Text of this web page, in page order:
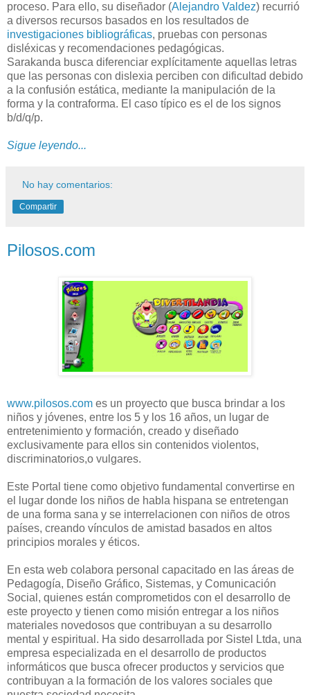
proceso. Para ello, su diseñador (Alejandro Valdez) recurrió
a diversos recursos basados en los resultados de
investigaciones bibliográficas, pruebas con personas
disléxicas y recomendaciones pedagógicas.
Sarakanda busca diferenciar explícitamente aquellas letras
que las personas con dislexia perciben con dificultad debido
a la confusión estática, mediante la manipulación de la
forma y la contraforma. El caso típico es el de los signos
b/d/q/p.
Sigue leyendo...
No hay comentarios:
Compartir
Pilosos.com
www.pilosos.com es un proyecto que busca brindar a los
niños y jóvenes, entre los 5 y los 16 años, un lugar de
entretenimiento y formación, creado y diseñado
exclusivamente para ellos sin contenidos violentos,
discriminatorios,o vulgares.
Este Portal tiene como objetivo fundamental convertirse en
el lugar donde los niños de habla hispana se entretengan
de una forma sana y se interrelacionen con niños de otros
países, creando vínculos de amistad basados en altos
principios morales y éticos.
En esta web colabora personal capacitado en las áreas de
Pedagogía, Diseño Gráfico, Sistemas, y Comunicación
Social, quienes están comprometidos con el desarrollo de
este proyecto y tienen como misión entregar a los niños
materiales novedosos que contribuyan a su desarrollo
mental y espiritual. Ha sido desarrollada por Sistel Ltda, una
empresa especializada en el desarrollo de productos
informáticos que busca ofrecer productos y servicios que
contribuyan a la formación de los valores sociales que